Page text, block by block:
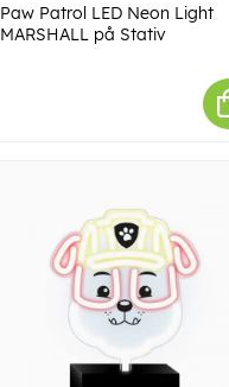
Paw Patrol LED Neon Light
MARSHALL på Stativ